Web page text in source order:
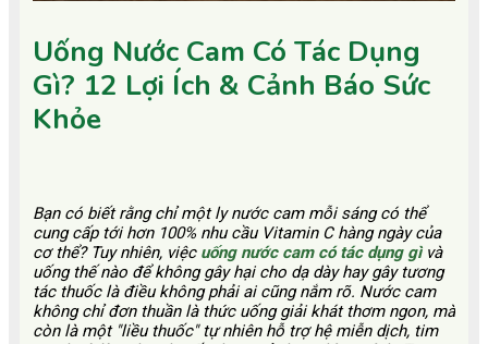
Bạn có biết rằng chỉ một ly nước cam mỗi sáng có thể
cung cấp tới hơn 100% nhu cầu Vitamin C hàng ngày của
cơ thể? Tuy nhiên, việc uống nước cam có tác dụng gì và
uống thế nào để không gây hại cho dạ dày hay gây tương
tác thuốc là điều không phải ai cũng nắm rõ. Nước cam
không chỉ đơn thuần là thức uống giải khát thơm ngon, mà
còn là một "liều thuốc" tự nhiên hỗ trợ hệ miễn dịch, tim
Uống Nước Cam Có Tác Dụng
Gì? 12 Lợi Ích & Cảnh Báo Sức
Khỏe